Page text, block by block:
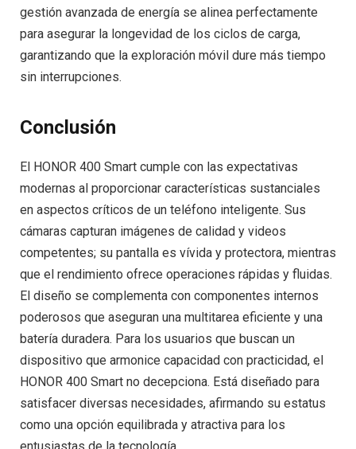
gestión avanzada de energía se alinea perfectamente
para asegurar la longevidad de los ciclos de carga,
garantizando que la exploración móvil dure más tiempo
sin interrupciones.
Conclusión
El HONOR 400 Smart cumple con las expectativas
modernas al proporcionar características sustanciales
en aspectos críticos de un teléfono inteligente. Sus
cámaras capturan imágenes de calidad y videos
competentes; su pantalla es vívida y protectora, mientras
que el rendimiento ofrece operaciones rápidas y fluidas.
El diseño se complementa con componentes internos
poderosos que aseguran una multitarea eficiente y una
batería duradera. Para los usuarios que buscan un
dispositivo que armonice capacidad con practicidad, el
HONOR 400 Smart no decepciona. Está diseñado para
satisfacer diversas necesidades, afirmando su estatus
como una opción equilibrada y atractiva para los
entusiastas de la tecnología.